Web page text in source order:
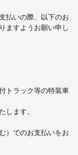
払いの際、以下のお
ますようお願い申し
トラック等の特装車
ます。
）でのお支払いをお